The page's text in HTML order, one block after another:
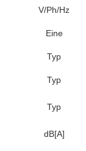
V/Ph/Hz
Eine
Typ
Typ
Typ
dB[A]